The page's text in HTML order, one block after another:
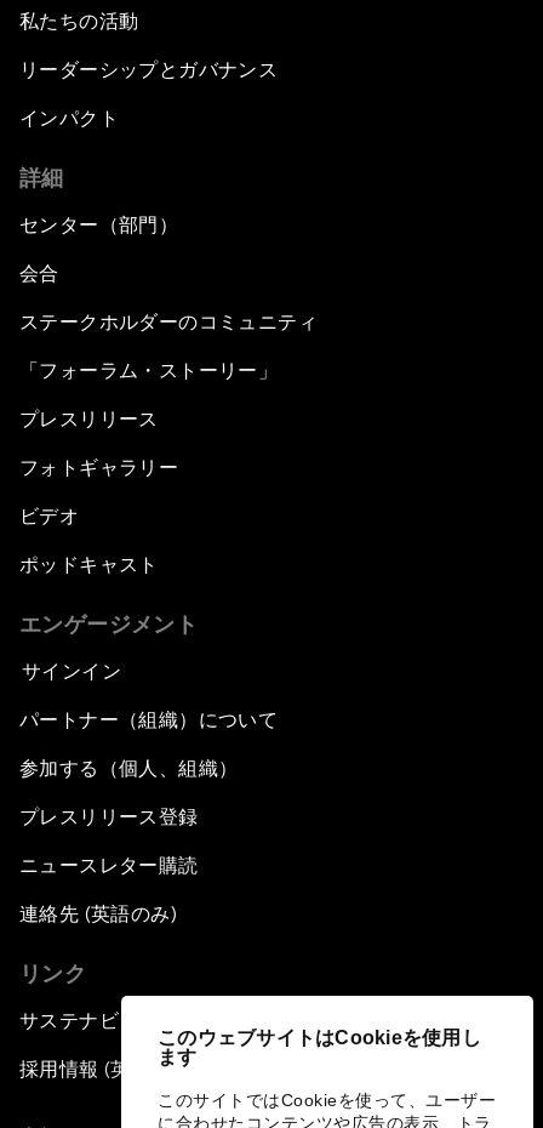
このウェブサイトはCookieを使用し
ます
このサイトではCookieを使って、ユーザー
に合わせたコンテンツや広告の表示、トラ
私たちの活動
リーダーシップとガバナンス
インパクト
詳細
センター（部門）
会合
ステークホルダーのコミュニティ
「フォーラム・ストーリー」
プレスリリース
フォトギャラリー
ビデオ
ポッドキャスト
エンゲージメント
サインイン
パートナー（組織）について
参加する（個人、組織）
プレスリリース登録
ニュースレター購読
連絡先 (英語のみ)
リンク
サステナビリティへの取り組み
採用情報 (英語のみ)